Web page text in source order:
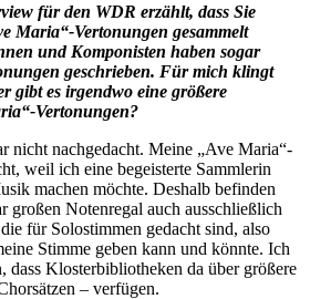
für den WDR erzählt, dass Sie
Maria“-Vertonungen gesammelt
und Komponisten haben sogar
geschrieben. Für mich klingt
gibt es irgendwo eine größere
Vertonungen?
nicht nachgedacht. Meine „Ave Maria“-
weil ich eine begeisterte Sammlerin
machen möchte. Deshalb befinden
großen Notenregal auch ausschließlich
für Solostimmen gedacht sind, also
Stimme geben kann und könnte. Ich
dass Klosterbibliotheken da über größere
– verfügen.